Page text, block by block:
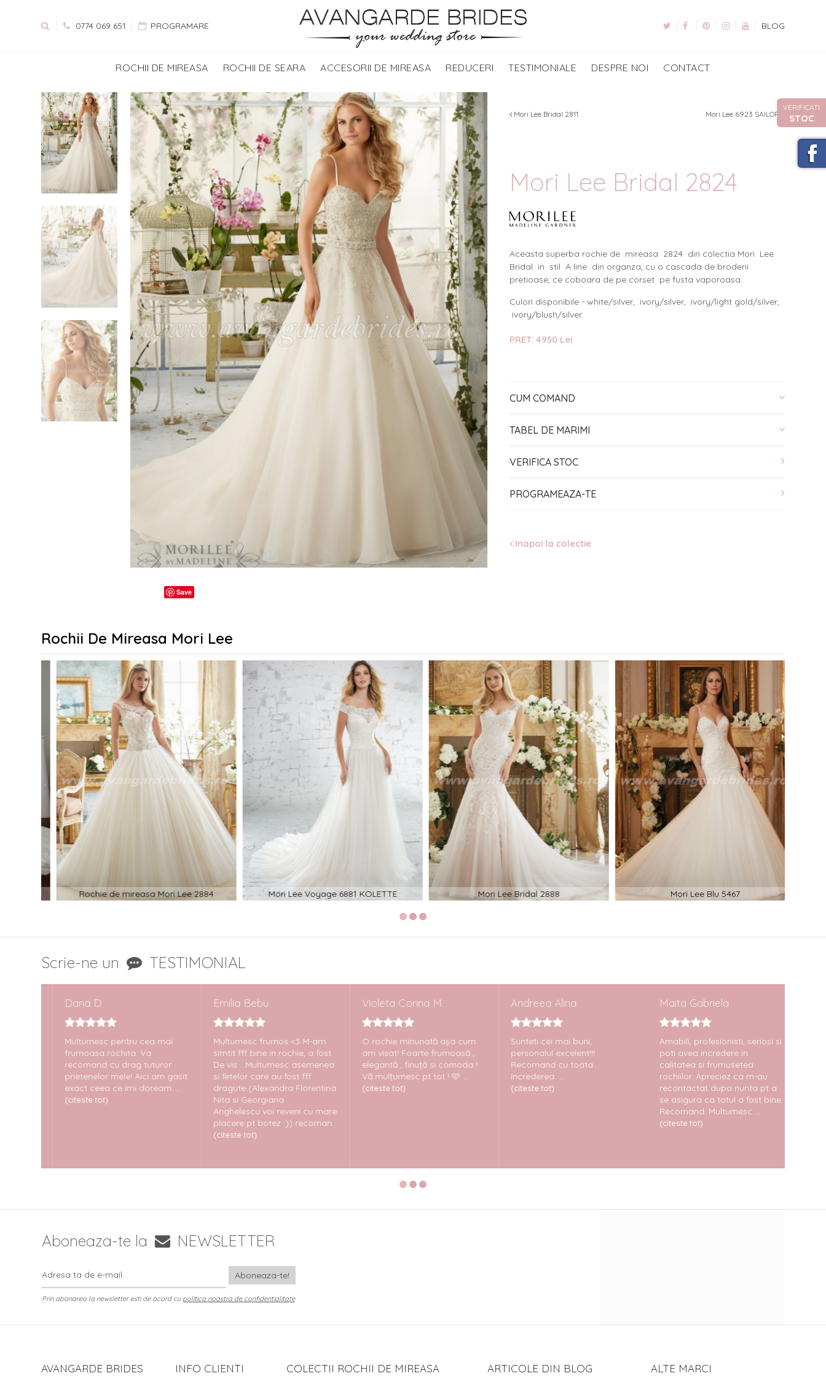
0774 069 651 PROGRAMARE BLOG
ROCHII DE MIREASA ROCHII DE SEARA ACCESORII DE MIREASA REDUCERI TESTIMONIALE DESPRE NOI CONTACT
Mori Lee Bridal 2811 Mori Lee 6923 SAILOR
Mori Lee Bridal 2824
Aceasta superba rochie de mireasa 2824 din colectia Mori Lee
Bridal in stil A line din organza, cu o cascada de broderii
pretioase, ce coboara de pe corset pe fusta vaporoasa.
Culori disponibile - white/silver, ivory/silver, ivory/light gold/silver,
ivory/blush/silver.
PRET: 4950 Lei
CUM COMAND
TABEL DE MARIMI
VERIFICA STOC
PROGRAMEAZA-TE
Inapoi la colectie
Save
Rochii De Mireasa Mori Lee
Rochie de mireasa Mori Lee 2884 Mori Lee Voyage 6881 KOLETTE Mori Lee Bridal 2888 Mori Lee Blu 5467
Scrie-ne un TESTIMONIAL
Dana D
Multumesc pentru cea mai
frumoasa rochita. Va
recomand cu drag tuturor
prietenelor mele! Aici am gasit
exact ceea ce imi doream. ...
(citeste tot)
Emilia Bebu
Multumesc frumos <3 M-am
simtit fff bine in rochie, a fost
De vis ...Multumesc asemenea
si fetelor care au fost fff
dragute (Alexandra Florentina
Nita si Georgiana
Anghelescu voi reveni cu mare
placere pt botez :)) recoman...
(citeste tot)
Violeta Corina M.
O rochie minunată așa cum
am visat! Foarte frumoasă ,
elegantă , finuță si comoda !
Vă mulțumesc pt tot ! 🩷 ...
(citeste tot)
Andreea Alina
Sunteti cei mai buni,
personalul excelent!!!
Recomand cu toata
încrederea. ...
(citeste tot)
Maita Gabriela
Amabili, profesionisti, seriosi si
poti avea incredere in
calitatea si frumusetea
rochiilor. Apreciez ca m-au
recontactat dupa nunta pt a
se asigura ca totul a fost bine.
Recomand. Multumesc ...
(citeste tot)
Aboneaza-te la NEWSLETTER
Prin abonarea la newsletter esti de acord cu politica noastra de confidentialitate
AVANGARDE BRIDES INFO CLIENTI COLECTII ROCHII DE MIREASA ARTICOLE DIN BLOG ALTE MARCI
VERIFICATI
STOC